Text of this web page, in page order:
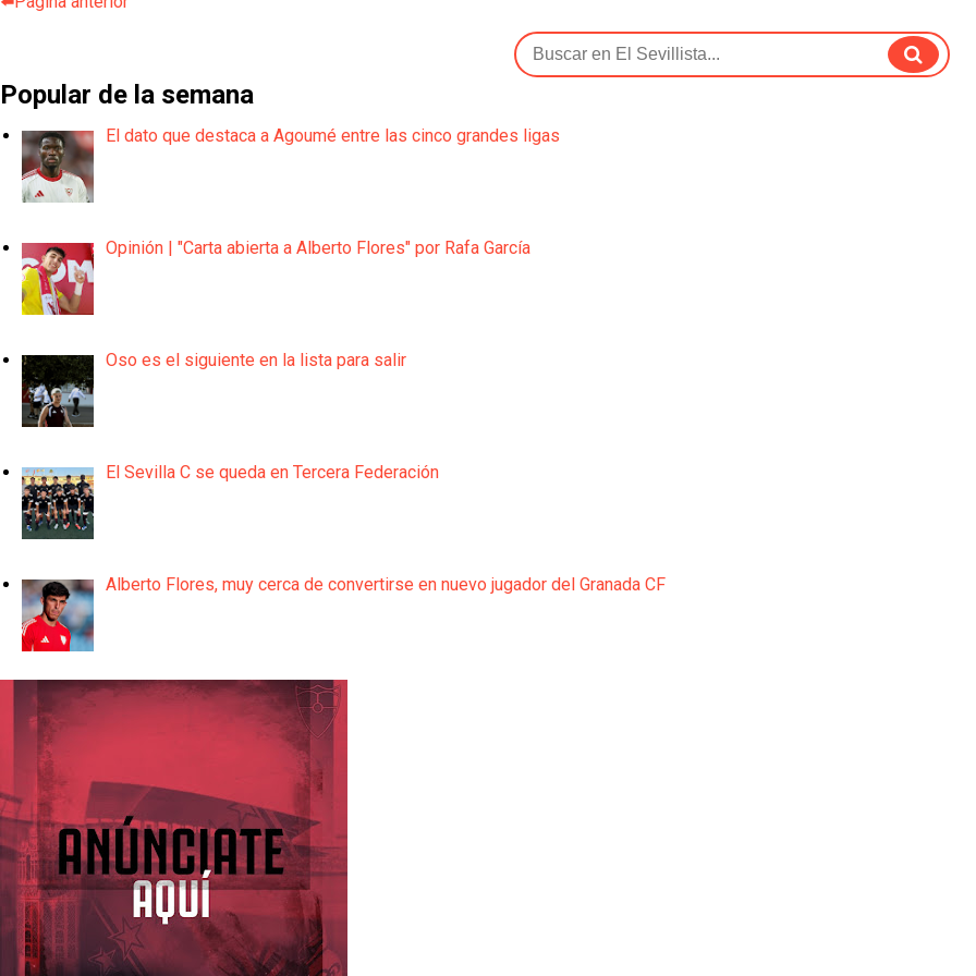
Popular de la semana
El dato que destaca a Agoumé entre las cinco grandes ligas
Opinión | "Carta abierta a Alberto Flores" por Rafa García
Oso es el siguiente en la lista para salir
El Sevilla C se queda en Tercera Federación
Alberto Flores, muy cerca de convertirse en nuevo jugador del Granada CF